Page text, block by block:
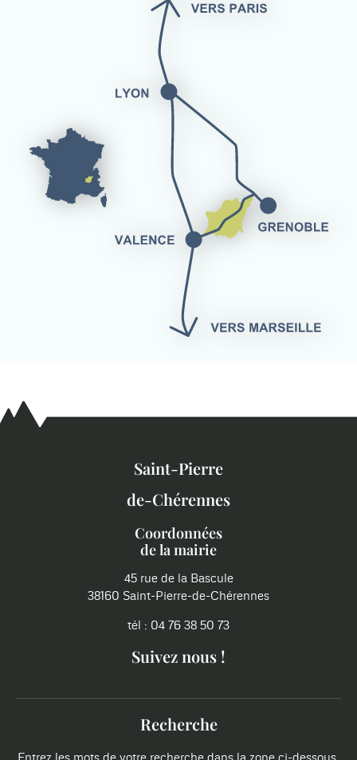
Saint-Pierre
de-Chérennes
Coordonnées
de la mairie
45 rue de la Bascule
38160 Saint-Pierre-de-Chérennes
tél : 04 76 38 50 73
Suivez nous !
Recherche